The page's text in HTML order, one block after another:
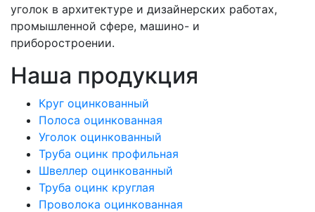
уголок в архитектуре и дизайнерских работах,
промышленной сфере, машино- и
приборостроении.
Наша продукция
Круг оцинкованный
Полоса оцинкованная
Уголок оцинкованный
Труба оцинк профильная
Швеллер оцинкованный
Труба оцинк круглая
Проволока оцинкованная